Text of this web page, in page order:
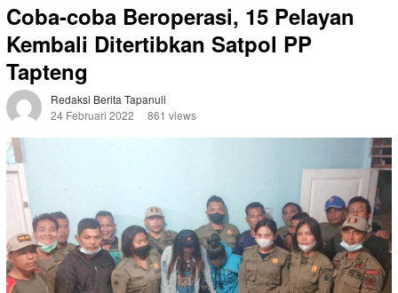
Coba-coba Beroperasi, 15 Pelayan
Kembali Ditertibkan Satpol PP
Tapteng
Redaksi Berita Tapanuli
24 Februari 2022
861 views